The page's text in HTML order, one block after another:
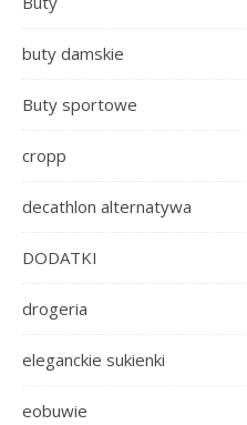
buty damskie
Buty sportowe
cropp
decathlon alternatywa
DODATKI
drogeria
eleganckie sukienki
eobuwie